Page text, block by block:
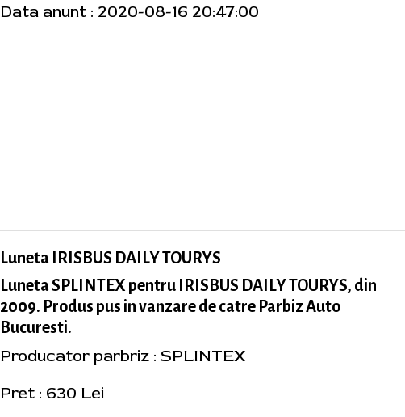
Data anunt : 2020-08-16 20:47:00
Luneta IRISBUS DAILY TOURYS
Luneta SPLINTEX pentru IRISBUS DAILY TOURYS, din
2009. Produs pus in vanzare de catre Parbiz Auto
Bucuresti.
Producator parbriz : SPLINTEX
Pret : 630 Lei